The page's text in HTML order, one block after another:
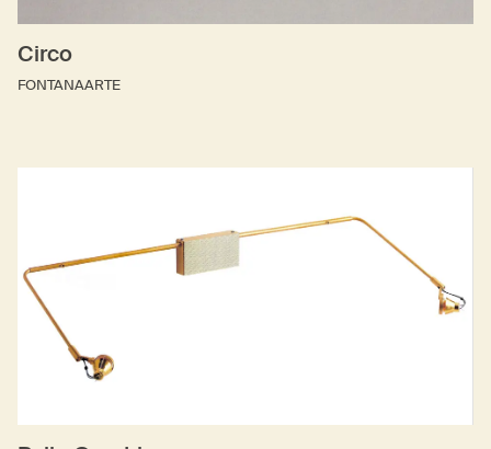
Circo
FONTANAARTE